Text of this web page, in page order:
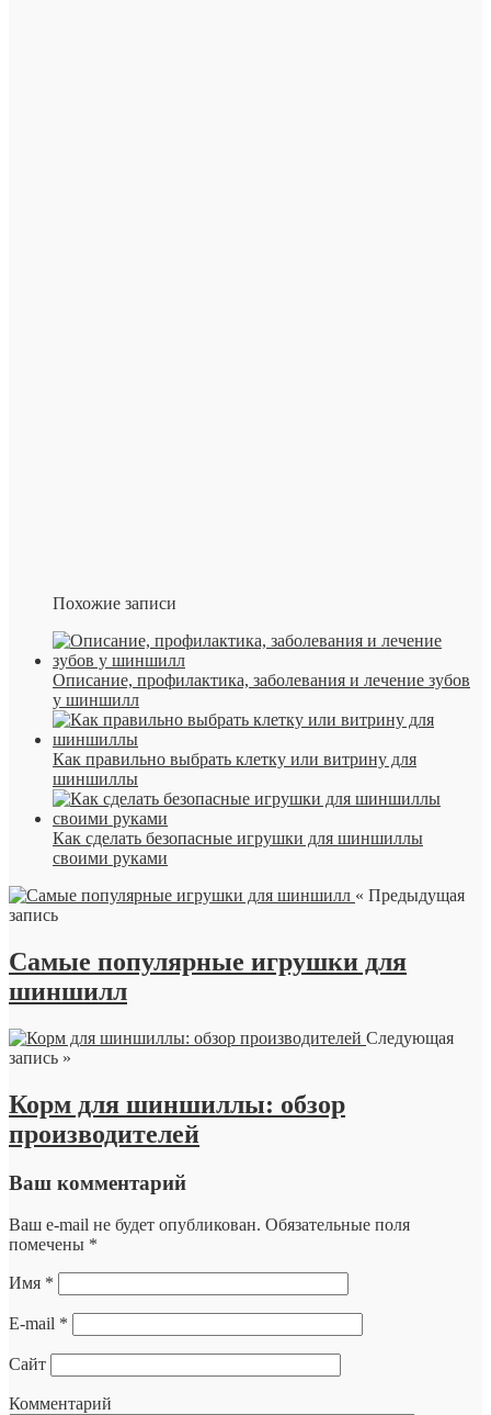
Похожие записи
Описание, профилактика, заболевания и лечение зубов
у шиншилл
Как правильно выбрать клетку или витрину для
шиншиллы
Как сделать безопасные игрушки для шиншиллы
своими руками
« Предыдущая
запись
Самые популярные игрушки для
шиншилл
Следующая
запись »
Корм для шиншиллы: обзор
производителей
Ваш комментарий
Ваш e-mail не будет опубликован. Обязательные поля
помечены *
Имя *
E-mail *
Сайт
Комментарий